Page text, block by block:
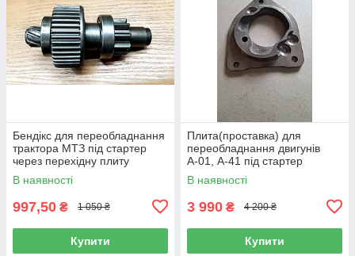
Бендікс для переобладнання
трактора МТЗ під стартер
через перехідну плиту
діаметр шестерні 39.5 мм
В наявності
997,50 ₴ 1 050 ₴
Купити
Плита(проставка) для
переобладнання двигунів
А-01, А-41 під стартер
В наявності
3 990 ₴ 4 200 ₴
Купити